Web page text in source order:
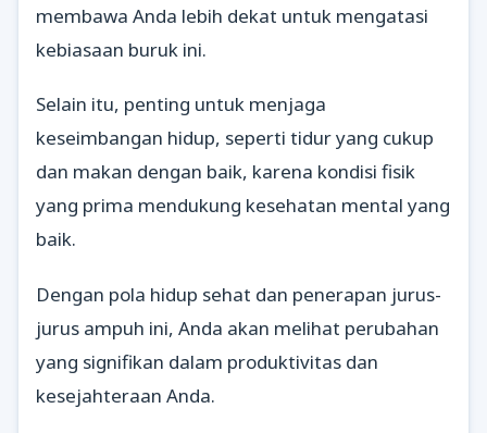
membawa Anda lebih dekat untuk mengatasi
kebiasaan buruk ini.
Selain itu, penting untuk menjaga
keseimbangan hidup, seperti tidur yang cukup
dan makan dengan baik, karena kondisi fisik
yang prima mendukung kesehatan mental yang
baik.
Dengan pola hidup sehat dan penerapan jurus-
jurus ampuh ini, Anda akan melihat perubahan
yang signifikan dalam produktivitas dan
kesejahteraan Anda.